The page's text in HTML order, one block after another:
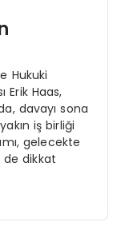
Hukuki
Erik Haas,
davayı sona
iş birliği
gelecekte
de dikkat